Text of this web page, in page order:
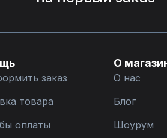
заказ
товара
оплаты
О
О нас
Блог
Шоурум